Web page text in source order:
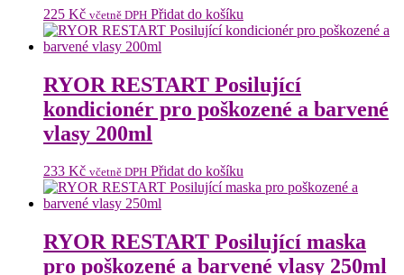
225 Kč včetně DPH Přidat do košíku
RYOR RESTART Posilující
kondicionér pro poškozené a barvené
vlasy 200ml
233 Kč včetně DPH Přidat do košíku
RYOR RESTART Posilující maska
pro poškozené a barvené vlasy 250ml